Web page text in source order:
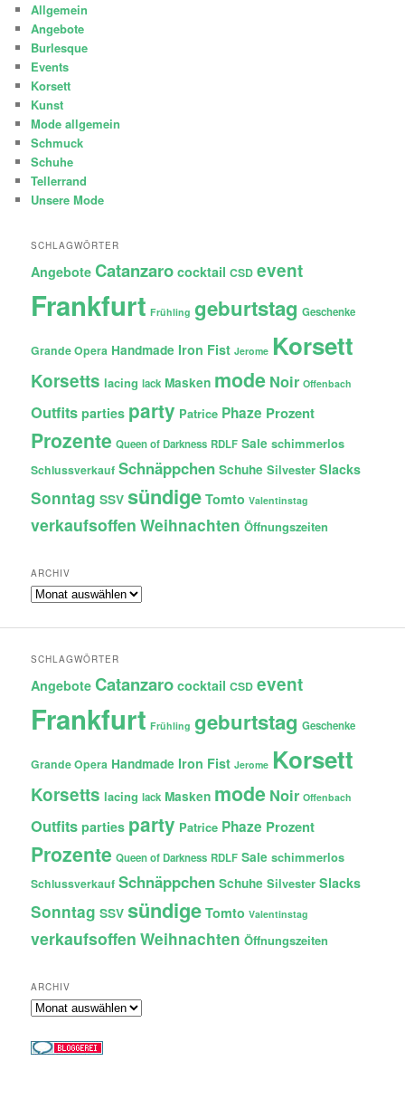
Allgemein
Angebote
Burlesque
Events
Korsett
Kunst
Mode allgemein
Schmuck
Schuhe
Tellerrand
Unsere Mode
SCHLAGWÖRTER
Angebote Catanzaro cocktail CSD event
Frankfurt Frühling geburtstag Geschenke
Grande Opera Handmade Iron Fist Jerome Korsett
Korsetts lacing lack Masken mode Noir Offenbach
Outfits parties party Patrice Phaze Prozent
Prozente Queen of Darkness RDLF Sale schimmerlos
Schlussverkauf Schnäppchen Schuhe Silvester Slacks
Sonntag SSV sündige Tomto Valentinstag
verkaufsoffen Weihnachten Öffnungszeiten
ARCHIV
Archiv
SCHLAGWÖRTER
Angebote Catanzaro cocktail CSD event
Frankfurt Frühling geburtstag Geschenke
Grande Opera Handmade Iron Fist Jerome Korsett
Korsetts lacing lack Masken mode Noir Offenbach
Outfits parties party Patrice Phaze Prozent
Prozente Queen of Darkness RDLF Sale schimmerlos
Schlussverkauf Schnäppchen Schuhe Silvester Slacks
Sonntag SSV sündige Tomto Valentinstag
verkaufsoffen Weihnachten Öffnungszeiten
ARCHIV
Archiv